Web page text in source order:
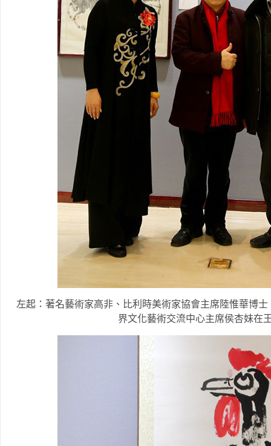
左起：著名藝術家高非、比利時美術家協會主席陸惟華博
界文化藝術交流中心主席侯杏妹在